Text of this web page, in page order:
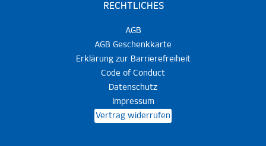
RECHTLICHES
AGB
AGB Geschenkkarte
Erklärung zur Barrierefreiheit
Code of Conduct
Datenschutz
Impressum
Vertrag widerrufen